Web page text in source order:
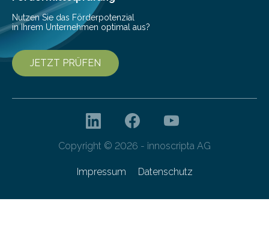
Nutzen Sie das Förderpotenzial
in Ihrem Unternehmen optimal aus?
JETZT PRÜFEN
Copyright © 2026 - innoscripta AG
Impressum Datenschutz